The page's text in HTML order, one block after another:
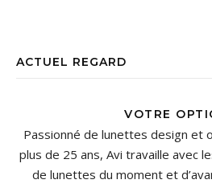
ACTUEL REGARD
VOTRE
Passionné de lunettes design et
plus de 25 ans, Avi travaille avec
de lunettes du moment et